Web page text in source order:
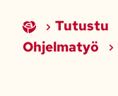
Tutustu
Ohjelmatyö